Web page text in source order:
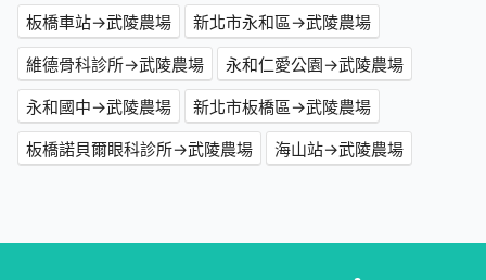
板橋車站→武陵農場
新北市永和區→武陵農場
維德骨科診所→武陵農場
永和仁愛公園→武陵農場
永和國中→武陵農場
新北市板橋區→武陵農場
板橋諾貝爾眼科診所→武陵農場
海山站→武陵農場